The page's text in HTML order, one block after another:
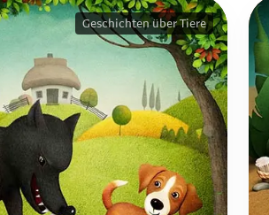
Geschichten über Tiere